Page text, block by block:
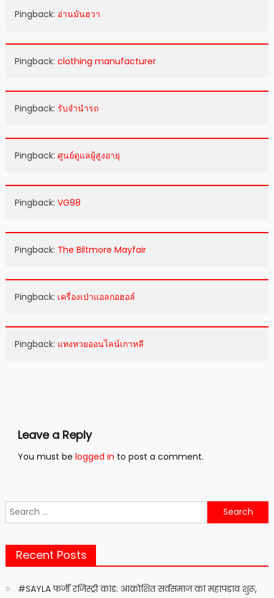
Pingback: อ่านมันฮวา
Pingback: clothing manufacturer
Pingback: รับจำนำรถ
Pingback: ศูนย์ดูแลผู้สูงอายุ
Pingback: VG98
Pingback: The Biltmore Mayfair
Pingback: เครื่องเป่าแอลกอฮอล์
Pingback: แทงหวยออนไลน์เกาหลี
Leave a Reply
You must be logged in to post a comment.
Search
for:
Recent Posts
#SAYLA फर्जी रजिस्ट्री कांड: आक्रोशित सर्वसमाज का महापड़ाव शुरू,